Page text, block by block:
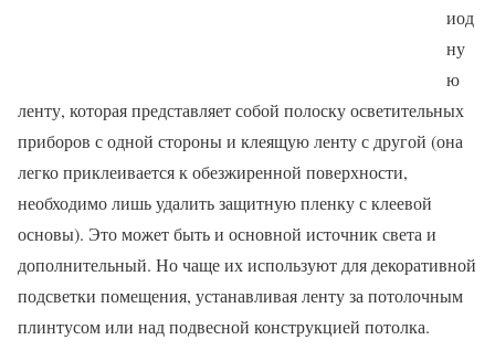
иод
ну
ю
ленту, которая представляет собой полоску осветительных
приборов с одной стороны и клеящую ленту с другой (она
легко приклеивается к обезжиренной поверхности,
необходимо лишь удалить защитную пленку с клеевой
основы). Это может быть и основной источник света и
дополнительный. Но чаще их используют для декоративной
подсветки помещения, устанавливая ленту за потолочным
плинтусом или над подвесной конструкцией потолка.